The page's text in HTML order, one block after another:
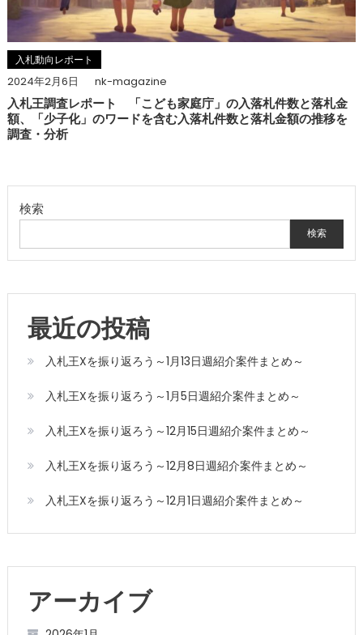
入札動向レポート
2024年2月6日 nk-magazine
入札王調査レポート 「こども家庭庁」の入落札件数と落札金
額、「少子化」のワードを含む入落札件数と落札金額の推移を
調査・分析
検索
検索
最近の投稿
入札王Xを振り返ろう～1月13日週紹介案件まとめ～
入札王Xを振り返ろう～1月5日週紹介案件まとめ～
入札王Xを振り返ろう～12月15日週紹介案件まとめ～
入札王Xを振り返ろう～12月8日週紹介案件まとめ～
入札王Xを振り返ろう～12月1日週紹介案件まとめ～
アーカイブ